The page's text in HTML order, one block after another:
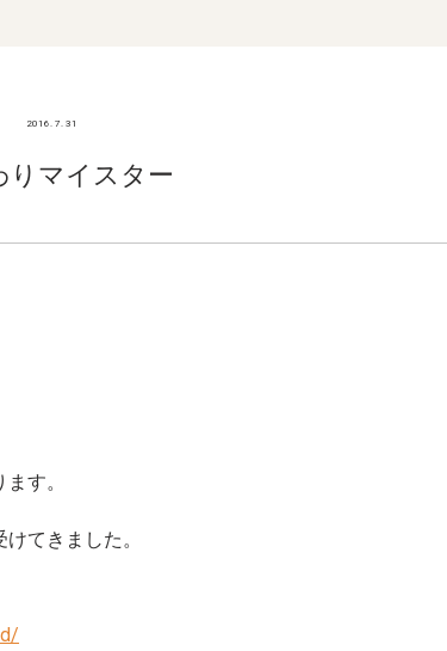
2016. 7. 31
りマイスター
す。
てきました。